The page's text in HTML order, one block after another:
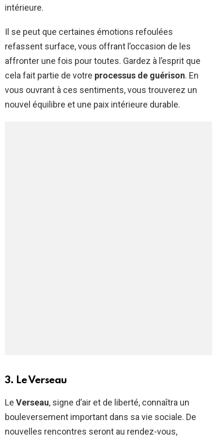
intérieure.
Il se peut que certaines émotions refoulées
refassent surface, vous offrant l’occasion de les
affronter une fois pour toutes. Gardez à l’esprit que
cela fait partie de votre processus de guérison. En
vous ouvrant à ces sentiments, vous trouverez un
nouvel équilibre et une paix intérieure durable.
3. Le Verseau
Le Verseau, signe d’air et de liberté, connaîtra un
bouleversement important dans sa vie sociale. De
nouvelles rencontres seront au rendez-vous,